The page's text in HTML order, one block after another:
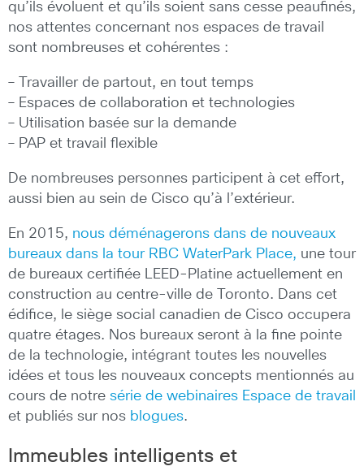
qu’ils évoluent et qu’ils soient sans cesse peaufinés,
nos attentes concernant nos espaces de travail
sont nombreuses et cohérentes :
– Travailler de partout, en tout temps
– Espaces de collaboration et technologies
– Utilisation basée sur la demande
– PAP et travail flexible
De nombreuses personnes participent à cet effort,
aussi bien au sein de Cisco qu’à l’extérieur.
En 2015, nous déménagerons dans de nouveaux
bureaux dans la tour RBC WaterPark Place, une tour
de bureaux certifiée LEED-Platine actuellement en
construction au centre-ville de Toronto. Dans cet
édifice, le siège social canadien de Cisco occupera
quatre étages. Nos bureaux seront à la fine pointe
de la technologie, intégrant toutes les nouvelles
idées et tous les nouveaux concepts mentionnés au
cours de notre série de webinaires Espace de travail
et publiés sur nos blogues.
Immeubles intelligents et